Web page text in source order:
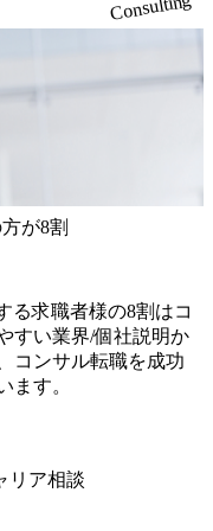
高い貢献度を実感で
用室あり) ・就業規
禁止 ・禁煙サポート
ずれかのご経験をお
発経験3年以上 ・要
・PMO経験2年以上
でのいずれかの上流
ジメント経験 ・お客
に対して主体的に業
イル/スクラムへの興
ず、アドバイスを素
ぶ方も多数 アビーム
、とイメージされる
定や新規事業立案な
案件も多く存在 特に
Big4に先んじて注力
の多様化する生活ス
きやすい職場環境を
度を導入している 多
組み、また、フレッ
フルリモート制度な
が整備されている 202
8月12日(水) 16:00 202
1day選考会を開催いた
」や「物流・調達コ
ーマに留まらずクラ
ーントランスフォー
ーバル知見と最新の
価値の創造の取り組
す。 今回1day選考対
。 ・コンサルタント
1か月程度のプログラ
～13:30 2026年8月12
、「Tokyo Be Bold Pr
ラム)」を実施いたし
ションを提供し、複
ムのダイバーシティ
点と高い志を持つ女
、プログラムを開催
、「ケース面接の経
のお声をたくさんい
プロジェクトのケー
のセッションを約1か
ただきます。コンサ
ルタントの具体的な
すので、戦略コンサ
この機会にぜひご応
ただきます ・8月21
ます ・初回プログラ
が8割
る求職者様の8割はコ
すい業界/個社説明か
コンサル転職を成功
ます。
リア相談